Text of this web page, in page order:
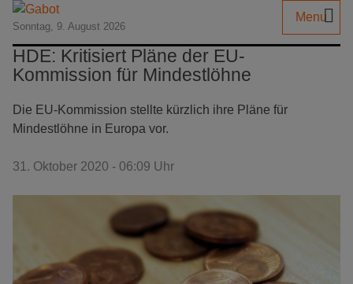
Sonntag, 9. August 2026
Menu
HDE: Kritisiert Pläne der EU-
Kommission für Mindestlöhne
Die EU-Kommission stellte kürzlich ihre Pläne für
Mindestlöhne in Europa vor.
31. Oktober 2020 - 06:09 Uhr